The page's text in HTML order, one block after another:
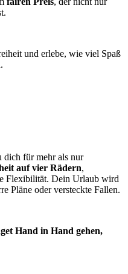
und erlebe, wie viel Spaß
dich für mehr als nur
auf vier Rädern,
Flexibilität. Dein Urlaub wird
Pläne oder versteckte Fallen.
Hand in Hand gehen,